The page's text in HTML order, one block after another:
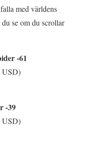
med världens
se om du scrollar
-61
USD)
-39
USD)